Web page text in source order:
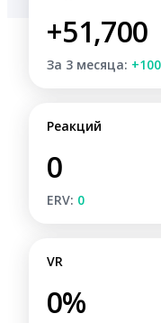
+51,700
За 3 месяца: +100
Реакций
0
ERV: 0
VR
0%